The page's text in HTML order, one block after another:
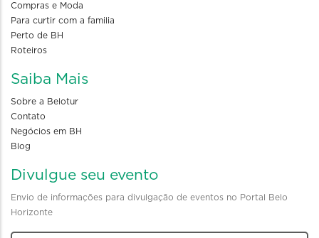
Compras e Moda
Para curtir com a familia
Perto de BH
Roteiros
Saiba Mais
Sobre a Belotur
Contato
Negócios em BH
Blog
Divulgue seu evento
Envio de informações para divulgação de eventos no Portal Belo
Horizonte